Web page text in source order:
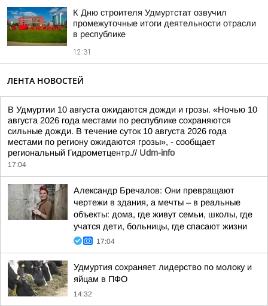
К Дню строителя Удмуртстат озвучил
промежуточные итоги деятельности отрасли
в республике
12:31
ЛЕНТА НОВОСТЕЙ
В Удмуртии 10 августа ожидаются дожди и грозы. «Ночью 10
августа 2026 года местами по республике сохраняются
сильные дожди. В течение суток 10 августа 2026 года
местами по региону ожидаются грозы», - сообщает
региональный Гидрометцентр.// Udm-info
17:04
Александр Бречалов: Они превращают
чертежи в здания, а мечты – в реальные
объекты: дома, где живут семьи, школы, где
учатся дети, больницы, где спасают жизни
17:04
Удмуртия сохраняет лидерство по молоку и
яйцам в ПФО
14:32